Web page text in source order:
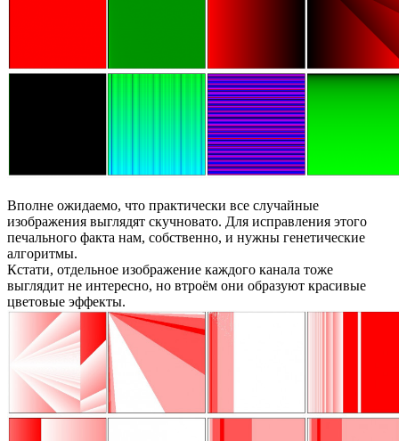
Вполне ожидаемо, что практически все случайные
изображения выглядят скучновато. Для исправления этого
печального факта нам, собственно, и нужны генетические
алгоритмы.
Кстати, отдельное изображение каждого канала тоже
выглядит не интересно, но втроём они образуют красивые
цветовые эффекты.